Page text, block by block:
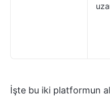
İşte bu iki platformun